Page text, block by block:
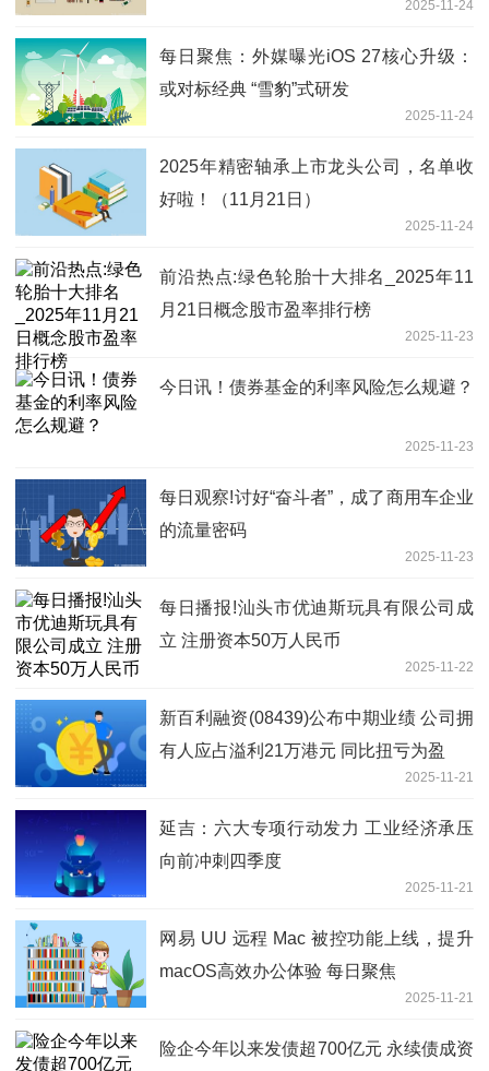
2025-11-24
每日聚焦：外媒曝光iOS 27核心升级：
或对标经典 “雪豹”式研发
2025-11-24
2025年精密轴承上市龙头公司，名单收
好啦！（11月21日）
2025-11-24
前沿热点:绿色轮胎十大排名_2025年11
月21日概念股市盈率排行榜
2025-11-23
今日讯！债券基金的利率风险怎么规避？
2025-11-23
每日观察!讨好“奋斗者”，成了商用车企业
的流量密码
2025-11-23
每日播报!汕头市优迪斯玩具有限公司成
立 注册资本50万人民币
2025-11-22
新百利融资(08439)公布中期业绩 公司拥
有人应占溢利21万港元 同比扭亏为盈
2025-11-21
延吉：六大专项行动发力 工业经济承压
向前冲刺四季度
2025-11-21
网易 UU 远程 Mac 被控功能上线，提升
macOS高效办公体验 每日聚焦
2025-11-21
险企今年以来发债超700亿元 永续债成资